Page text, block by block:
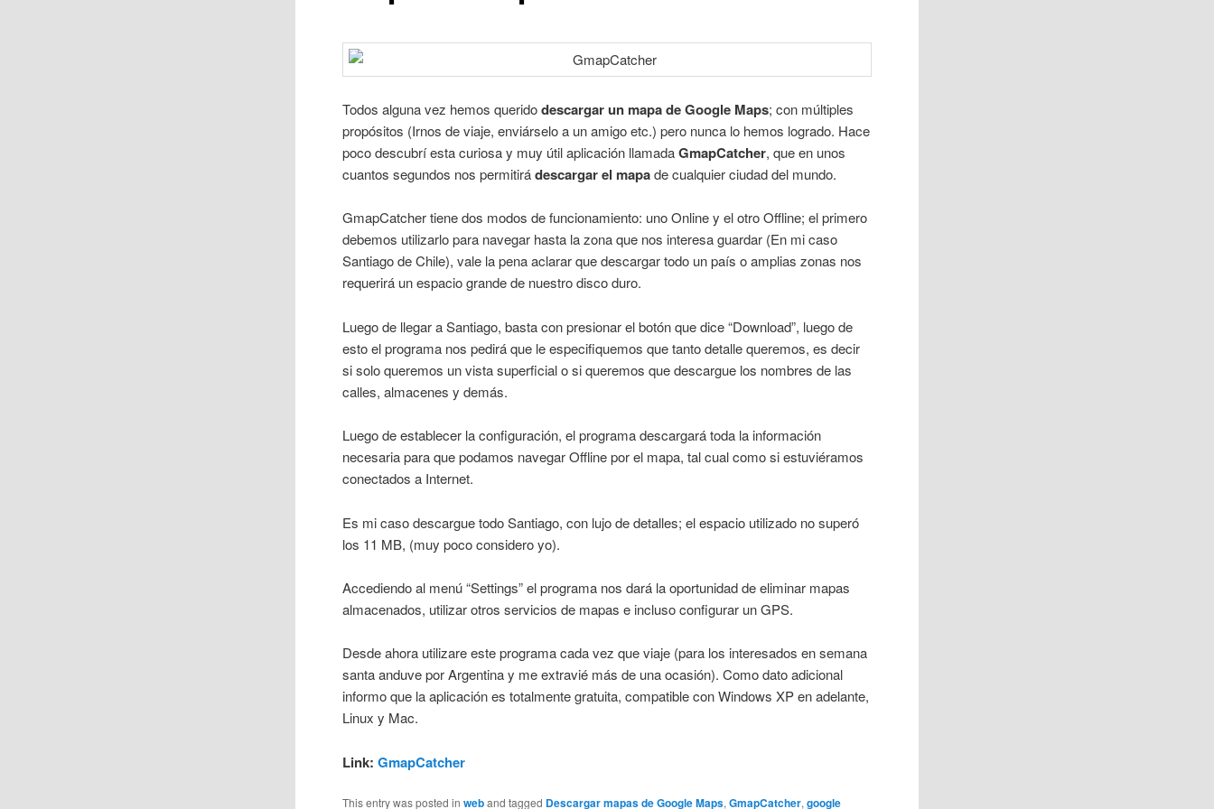
Todos alguna vez hemos queridodescargar un mapa de Google Maps; con múltiples
propósitos (Irnos de viaje, enviárselo a un amigo etc.) pero nunca lo hemos logrado. Hace
poco descubrí esta curiosa y muy útil aplicación llamadaGmapCatcher, que en unos
cuantos segundos nos permitirádescargar el mapade cualquier ciudad del mundo.
GmapCatcher tiene dos modos de funcionamiento: uno Online y el otro Offline; el primero
debemos utilizarlo para navegar hasta la zona que nos interesa guardar (En mi caso
Santiago de Chile), vale la pena aclarar que descargar todo un país o amplias zonas nos
requerirá un espacio grande de nuestro disco duro.
Luego de llegar a Santiago, basta con presionar el botón que dice “Download”, luego de
esto el programa nos pedirá que le especifiquemos que tanto detalle queremos, es decir
si solo queremos un vista superficial o si queremos que descargue los nombres de las
calles, almacenes y demás.
Luego de establecer la configuración, el programa descargará toda la información
necesaria para que podamos navegar Offline por el mapa, tal cual como si estuviéramos
conectados a Internet.
Es mi caso descargue todo Santiago, con lujo de detalles; el espacio utilizado no superó
los 11 MB, (muy poco considero yo).
Accediendo al menú “Settings” el programa nos dará la oportunidad de eliminar mapas
almacenados, utilizar otros servicios de mapas e incluso configurar un GPS.
Desde ahora utilizare este programa cada vez que viaje (para los interesados en semana
santa anduve por Argentina y me extravié más de una ocasión). Como dato adicional
informo que la aplicación es totalmente gratuita, compatible con Windows XP en adelante,
Linux y Mac.
Link:GmapCatcher
This entry was posted inweband tagged Descargar mapas de Google Maps,GmapCatcher,google